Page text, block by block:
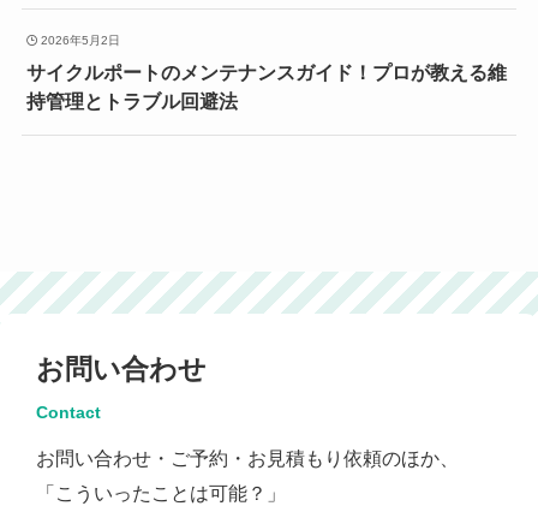
2026年5月2日
サイクルポートのメンテナンスガイド！プロが教える維
持管理とトラブル回避法
お問い合わせ
Contact
お問い合わせ・ご予約・お見積もり依頼のほか、
「こういったことは可能？」